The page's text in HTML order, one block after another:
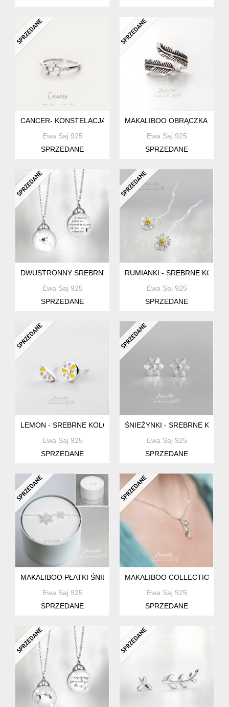
CANCER- KONSTELACJA RAKA SREBRNY PIERŚCIONEK
Ewa Saj 925
SPRZEDANE
MAKALIBOO OBRĄCZKA
Ewa Saj 925
SPRZEDANE
DWUSTRONNY SREBRNY MEDALION - MAŁY KSIĄŻĘ
Ewa Saj 925
SPRZEDANE
RUMIANKI - SREBRNE
Ewa Saj 925
SPRZEDANE
LEMON - SREBRNE KOLCZYKI Z KOLEKCJI MAKALIBOO
Ewa Saj 925
SPRZEDANE
ŚNIEŻYNKI - SREBRNE
Ewa Saj 925
SPRZEDANE
MAKALIBOO PŁATKI ŚNIEGU- SREBRO 925 -BOX
Ewa Saj 925
SPRZEDANE
MAKALIBOO COLLECTION
Ewa Saj 925
SPRZEDANE